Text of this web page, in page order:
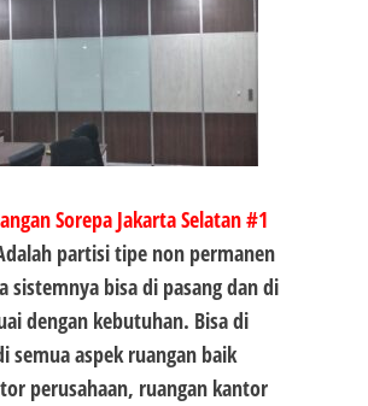
Sorepa Jakarta Selatan #1
partisi tipe non permanen
sistemnya bisa di pasang dan di
dengan kebutuhan. Bisa di
semua aspek ruangan baik
perusahaan, ruangan kantor